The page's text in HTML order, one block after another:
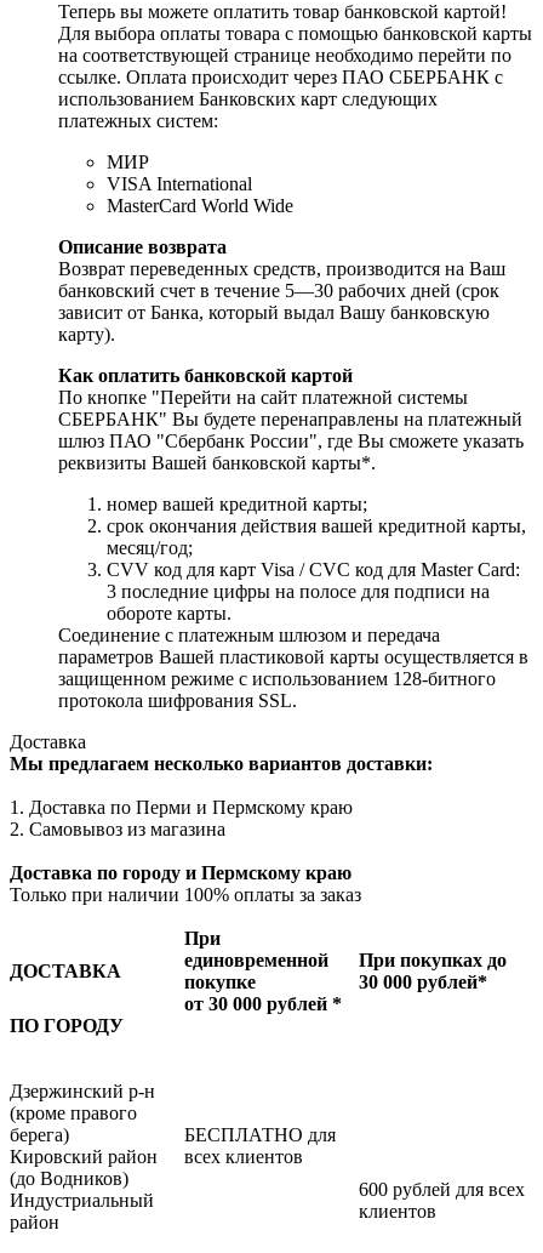
Теперь вы можете оплатить товар банковской картой!
Для выбора оплаты товара с помощью банковской карты
на соответствующей странице необходимо перейти по
ссылке. Оплата происходит через ПАО СБЕРБАНК с
использованием Банковских карт следующих
платежных систем:
МИР
VISA International
MasterCard World Wide
Описание возврата
Возврат переведенных средств, производится на Ваш
банковский счет в течение 5—30 рабочих дней (срок
зависит от Банка, который выдал Вашу банковскую
карту).
Как оплатить банковской картой
По кнопке "Перейти на сайт платежной системы
СБЕРБАНК" Вы будете перенаправлены на платежный
шлюз ПАО "Сбербанк России", где Вы сможете указать
реквизиты Вашей банковской карты*.
номер вашей кредитной карты;
cрок окончания действия вашей кредитной карты,
месяц/год;
CVV код для карт Visa / CVC код для Master Card:
3 последние цифры на полосе для подписи на
обороте карты.
Соединение с платежным шлюзом и передача
параметров Вашей пластиковой карты осуществляется в
защищенном режиме с использованием 128-битного
протокола шифрования SSL.
Доставка
Мы предлагаем несколько вариантов доставки:
1. Доставка по Перми и Пермскому краю
2. Самовывоз из магазина
Доставка по городу и Пермскому краю
Только при наличии 100% оплаты за заказ
ДОСТАВКА
При
единовременной
покупке
от 30 000 рублей *
При покупках до
30 000 рублей*
ПО ГОРОДУ
Дзержинский р-н
(кроме правого
берега)
Кировский район
(до Водников)
Индустриальный
район
БЕСПЛАТНО для
всех клиентов
600 рублей для всех
клиентов